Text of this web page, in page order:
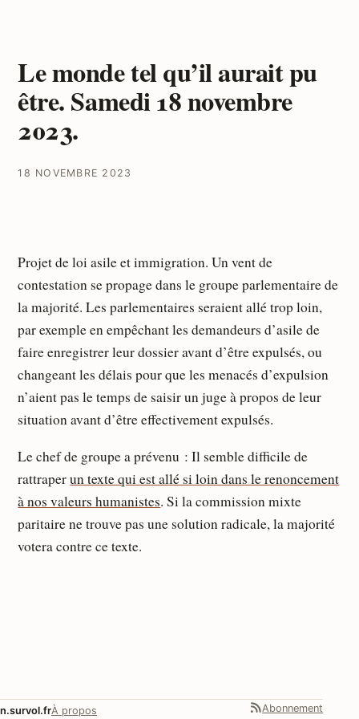
Le monde tel qu’il aurait pu
être. Samedi 18 novembre
2023.
18 NOVEMBRE 2023
Projet de loi asile et immigration. Un vent de
contestation se propage dans le groupe parlementaire de
la majorité. Les parlementaires seraient allé trop loin,
par exemple en empêchant les demandeurs d’asile de
faire enregistrer leur dossier avant d’être expulsés, ou
changeant les délais pour que les menacés d’expulsion
n’aient pas le temps de saisir un juge à propos de leur
situation avant d’être effectivement expulsés.
Le chef de groupe a prévenu : Il semble difficile de
rattraperun texte qui est allé si loin dans le renoncement
à nos valeurs humanistes. Si la commission mixte
paritaire ne trouve pas une solution radicale, la majorité
votera contre ce texte.
n.survol.frÀ propos Abonnement